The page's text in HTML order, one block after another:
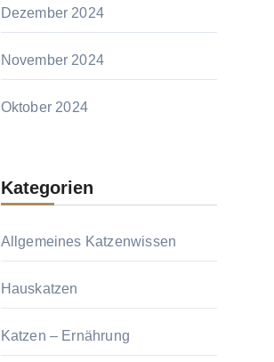
Dezember 2024
November 2024
Oktober 2024
Kategorien
Allgemeines Katzenwissen
Hauskatzen
Katzen – Ernährung